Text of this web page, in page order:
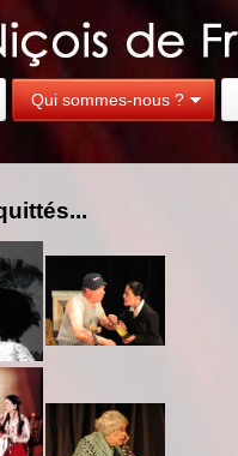
Qui sommes-nous ?